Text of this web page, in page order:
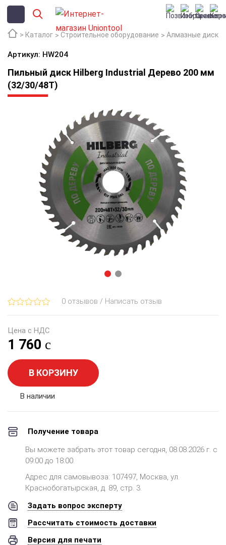
Каталог Строительное оборудование Алмазные диски
Артикул: HW204
Пильный диск Hilberg Industrial Дерево 200 мм
(32/30/48T)
0 отзывов / Написать отзыв
Цена с НДС
1 760
В КОРЗИНУ
В наличии
Получение товара
Вы можете забрать этот товар сегодня, 08.08.2026 г. с
09:00 до 18:00.
Адрес для самовывоза: 107497, Москва, ул.
Краснобогатырская, д. 89, стр. 3.
Задать вопрос эксперту
Рассчитать стоимость доставки
Версия для печати